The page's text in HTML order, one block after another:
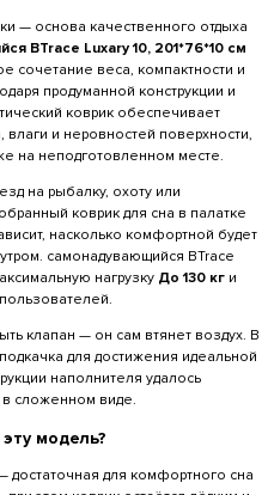
— основа качественного отдыха
BTrace Luxary 10, 201*76*10 см
сочетание веса, компактности и
продуманной конструкции и
коврик обеспечивает
и неровностей поверхности,
на неподготовленном месте.
на рыбалку, охоту или
коврик для сна в палатке
насколько комфортной будет
самонадувающийся BTrace
нагрузку До 130 кг и
клапан — он сам втянет воздух. В
для достижения идеальной
наполнителя удалось
сложенном виде.
модель?
достаточная для комфортного сна